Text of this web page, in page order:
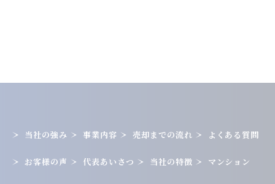
当社の強み 事業内容 売却までの流れ よくある質問
お客様の声 代表あいさつ 当社の特徴 マンション